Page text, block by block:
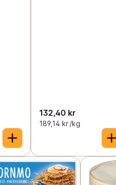
132,40 kr
189,14 kr /kg